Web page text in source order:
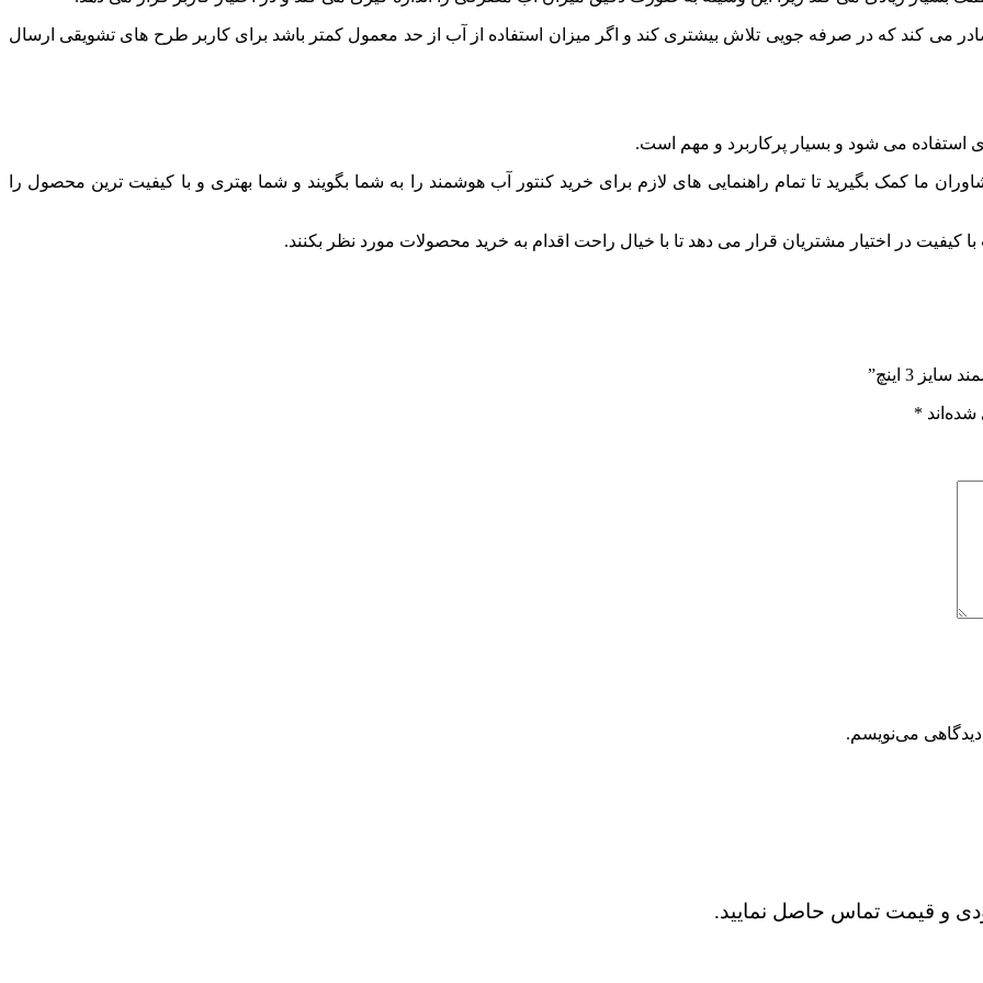
می کند که در صرفه جویی تلاش بیشتری کند و اگر میزان استفاده از آب از حد معمول کمتر باشد برای کاربر طرح های تشویقی ارسال
استفاده می شود و بسیار پرکاربرد و مهم است.
ما کمک بگیرید تا تمام راهنمایی های لازم برای خرید کنتور آب هوشمند را به شما بگویند و شما بهتری و با کیفیت ترین محصول را
در اختیار مشتریان قرار می دهد تا با خیال راحت اقدام به خرید محصولات مورد نظر بکنند.
3 اینچ”
*
دیدگاهی می‌نویسم.
و قیمت تماس حاصل نمایید.